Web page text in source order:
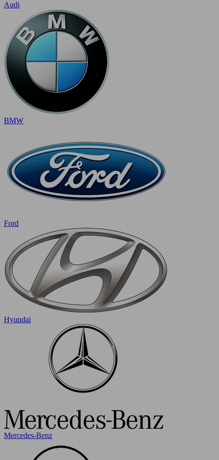
Audi
BMW
Ford
Hyundai
Mercedes-Benz